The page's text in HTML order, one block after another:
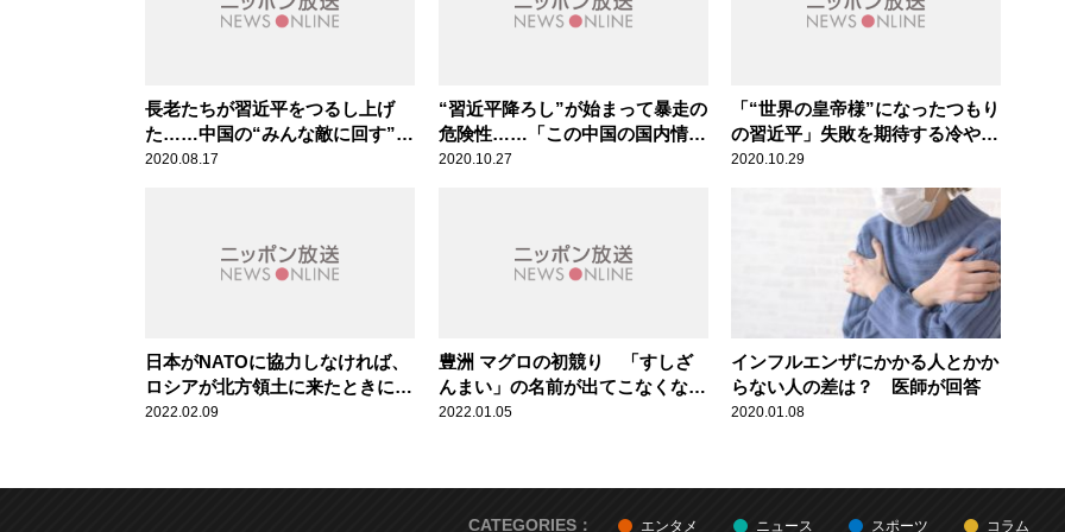
長老たちが習近平をつるし上げ
た……中国の“みんな敵に回す”外
交姿勢に批判
2020.08.17
“習近平降ろし”が始まって暴走の
危険性……「この中国の国内情勢
の分析はすごく面白い」辛坊治郎
2020.10.27
「“世界の皇帝様”になったつもり
の習近平」失敗を期待する冷やや
かな人も中国共産党には多い
2020.10.29
日本がNATOに協力しなければ、
ロシアが北方領土に来たときに欧
州は協力してくれない
2022.02.09
豊洲 マグロの初競り 「すしざ
んまい」の名前が出てこなくなっ
たわけ
2022.01.05
インフルエンザにかかる人とかか
らない人の差は？ 医師が回答
2020.01.08
CATEGORIES： エンタメ ニュース スポーツ コラム